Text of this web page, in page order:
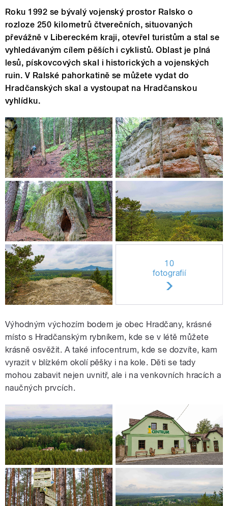
Roku 1992 se bývalý vojenský prostor Ralsko o
rozloze 250 kilometrů čtverečních, situovaných
převážně v Libereckém kraji, otevřel turistům a stal se
vyhledávaným cílem pěších i cyklistů. Oblast je plná
lesů, pískovcových skal i historických a vojenských
ruin. V Ralské pahorkatině se můžete vydat do
Hradčanských skal a vystoupat na Hradčanskou
vyhlídku.
10
fotografií
Výhodným výchozím bodem je obec Hradčany, krásné
místo s Hradčanským rybníkem, kde se v létě můžete
krásně osvěžit. A také infocentrum, kde se dozvíte, kam
vyrazit v blízkém okolí pěšky i na kole. Děti se tady
mohou zabavit nejen uvnitř, ale i na venkovních hracích a
naučných prvcích.